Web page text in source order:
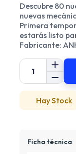
Descubre 80
nuevas
Primera
estarás listo
Fabricante:
Hay Stock
Ficha técnica